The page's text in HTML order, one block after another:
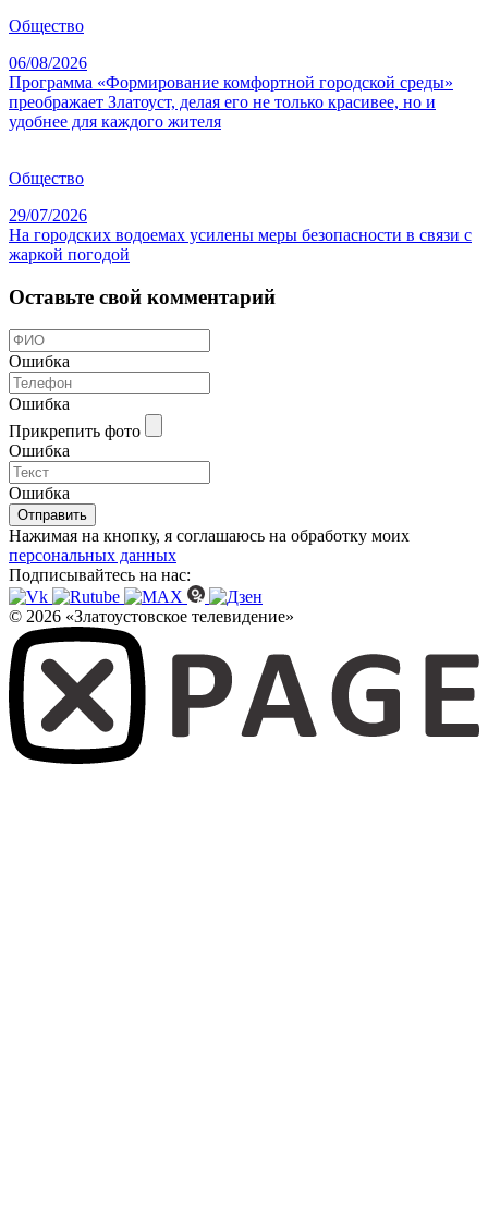
Общество
06/08/2026
Программа «Формирование комфортной городской среды»
преображает Златоуст, делая его не только красивее, но и
удобнее для каждого жителя
Общество
29/07/2026
На городских водоемах усилены меры безопасности в связи с
жаркой погодой
Оставьте свой комментарий
Ошибка
Ошибка
Прикрепить фото
Ошибка
Ошибка
Отправить
Нажимая на кнопку, я соглашаюсь на обработку моих
персональных данных
Подписывайтесь на нас:
© 2026 «Златоустовское телевидение»